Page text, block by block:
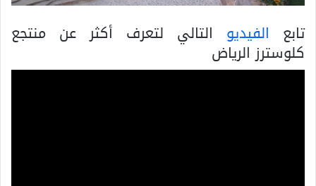
تابع الفيديو التالي لتعرف أكثر عن منتجع
كلوسترز الرياض